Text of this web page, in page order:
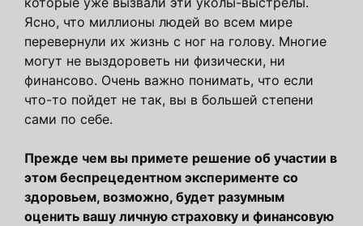
Ясно, что миллионы людей во всем мире
перевернули их жизнь с ног на голову. Многие
могут не выздороветь ни физически, ни
финансово. Очень важно понимать, что если
что-то пойдет не так, вы в большей степени
сами по себе.
Прежде чем вы примете решение об участии в
этом беспрецедентном эксперименте со
здоровьем, возможно, будет разумным
оценить вашу личную страховку и финансовую